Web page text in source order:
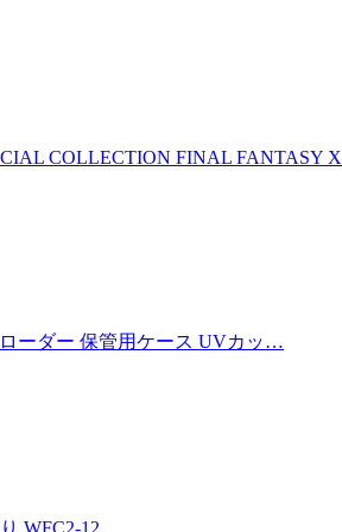
COLLECTION FINAL FANTASY X
ーダー 保管用ケース UVカッ…
WFC2-12